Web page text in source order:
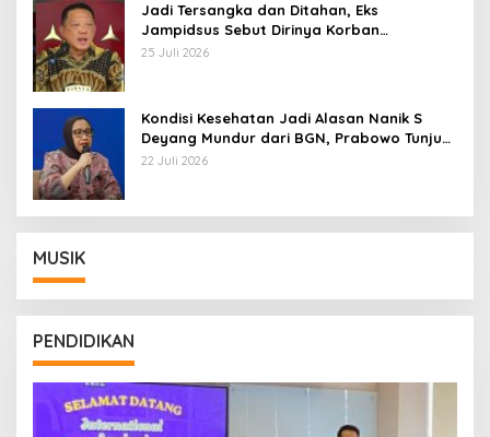
Jadi Tersangka dan Ditahan, Eks
Jampidsus Sebut Dirinya Korban
Kriminalisasi
25 Juli 2026
Kondisi Kesehatan Jadi Alasan Nanik S
Deyang Mundur dari BGN, Prabowo Tunjuk
Wamentan Sudaryono
22 Juli 2026
MUSIK
PENDIDIKAN